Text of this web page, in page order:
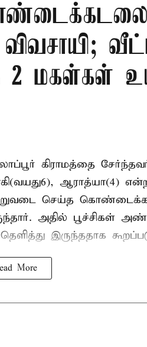
விவசாயி;
மகள்கள்
கிராமத்தை
ஆராத்யா(4)
செய்த
அதில் பூச்சிகள்
இருந்ததாக
More